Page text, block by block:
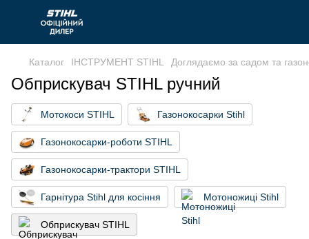
Каталог ІНСТРУМЕНТ STIHL Доглядаємо за садом та
Обприскувач STIHL ручний
Мотокоси STIHL Газонокосарки Stihl
Газонокосарки-роботи STIHL
Газонокосарки-трактори STIHL
Гарнітура Stihl для косіння Мотоножиці Stihl
Обприскувач STIHL